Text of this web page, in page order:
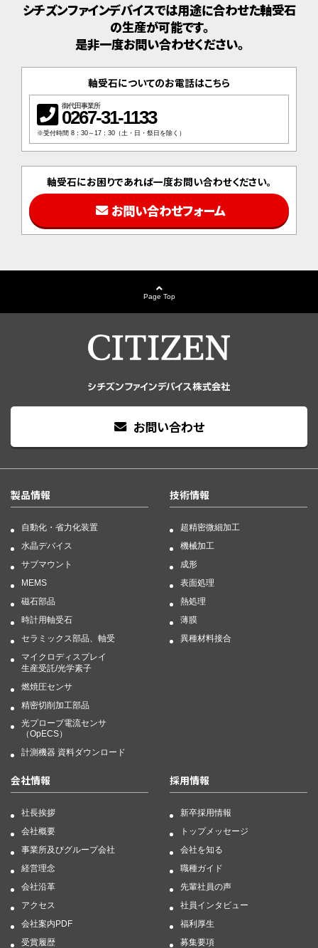
シチズンファインデバイスでは用途に合わせた軸受石
の生産が可能です。
是非一度お問い合わせください。
軸受石についてのお電話はこちら
御代田事業所
0267-31-1133
※受付時間 8：30～17：30（土・日・祭日を除く）
軸受石にお困りであれば一度お問い合わせください。
お問い合わせフォーム
Page Top
お問い合わせ
製品情報
自動化・省力化装置
水晶デバイス
サブマウント
MEMS
磁石部品
時計用軸受石
セラミックス部品、軸受
マイクロディスプレイ
生産受託/光学素子
燃焼圧センサ
精密切削加工部品
光プローブ電流センサ
（OpECS）
計測機器 資料ダウンロード
技術情報
超精密微細加工
機械加工
成形
表面処理
熱処理
薄膜
異種材料接合
会社情報
社長挨拶
会社概要
事業所及びグループ会社
経営理念
会社沿革
アクセス
会社案内PDF
受賞履歴
採用情報
新卒採用情報
トップメッセージ
会社を知る
職種ガイド
先輩社員の声
社員インタビュー
福利厚生
募集要項